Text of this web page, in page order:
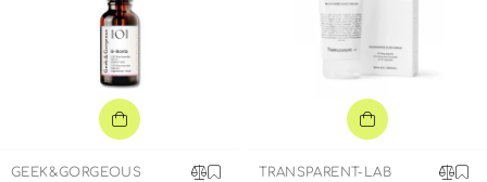
GEEK&GORGEOUS
TRANSPARENT-LAB